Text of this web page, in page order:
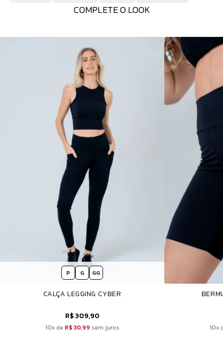
COMPLETE O LOOK
P G GG
CALÇA LEGGING CYBER
R$ 309,90
10x de R$ 30,99 sem juros 10x